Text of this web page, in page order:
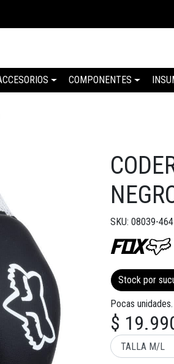
COMPONENTES
SKU: 08039-
Stock por
Pocas unidades.
$